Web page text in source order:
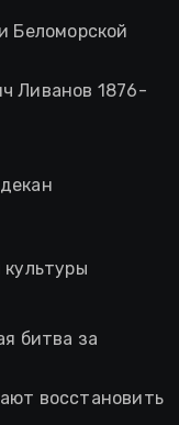
Беломорской
Ливанов 1876-
культуры
битва за
восстановить